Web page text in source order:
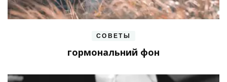
СОВЕТЫ
гормональний фон